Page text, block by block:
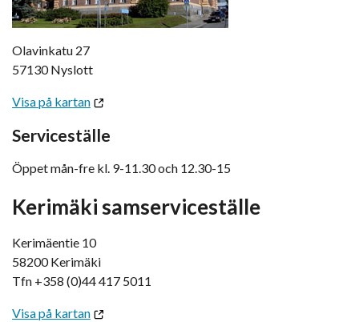
Olavinkatu 27
57130 Nyslott
Visa på kartan
Serviceställe
Öppet mån-fre kl. 9-11.30 och 12.30-15
Kerimäki samserviceställe
Kerimäentie 10
58200 Kerimäki
Tfn +358 (0)44 417 5011
Visa på kartan